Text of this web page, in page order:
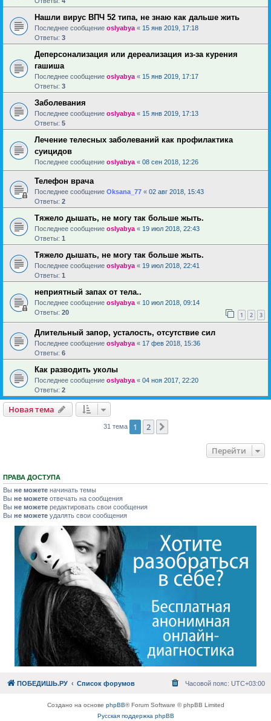
Нашли вирус ВПЧ 52 типа, не знаю как дальше жить
Последнее сообщение oslyabya « 15 янв 2019, 17:18
Ответы: 3
Деперсонализация или дереализация из-за курения
гашиша
Последнее сообщение oslyabya « 15 янв 2019, 17:17
Ответы: 3
Заболевания
Последнее сообщение oslyabya « 15 янв 2019, 17:13
Ответы: 5
Лечение телесных заболеваний как профилактика
суицидов
Последнее сообщение oslyabya « 08 сен 2018, 12:26
Телефон врача
Последнее сообщение Oksana_77 « 02 авг 2018, 15:43
Ответы: 2
Тяжело дышать, не могу так больше жыть.
Последнее сообщение oslyabya « 19 июл 2018, 22:43
Ответы: 1
Тяжело дышать, не могу так больше жыть.
Последнее сообщение oslyabya « 19 июл 2018, 22:41
Ответы: 1
неприятный запах от тела..
Последнее сообщение oslyabya « 10 июл 2018, 09:14
Ответы: 20 1 2 3
Длительный запор, усталость, отсутствие сил
Последнее сообщение oslyabya « 17 фев 2018, 15:36
Ответы: 6
Как разводить уколы
Последнее сообщение oslyabya « 04 ноя 2017, 22:20
Ответы: 2
Новая тема
31 тема 1 2
Перейти
ПРАВА ДОСТУПА
Вы не можете начинать темы
Вы не можете отвечать на сообщения
Вы не можете редактировать свои сообщения
Вы не можете удалять свои сообщения
ПОБЕДИШЬ.РУ Список форумов Часовой пояс: UTC+03:00
Создано на основе phpBB® Forum Software © phpBB Limited
Русская поддержка phpBB